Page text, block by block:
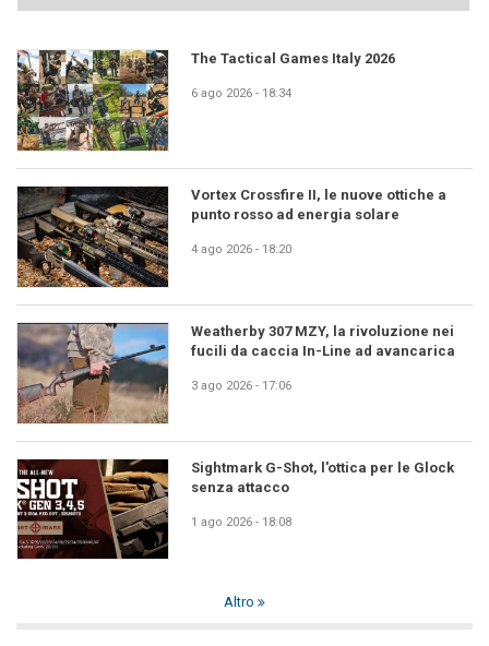
The Tactical Games Italy 2026
6 ago 2026 - 18:34
Vortex Crossfire II, le nuove ottiche a
punto rosso ad energia solare
4 ago 2026 - 18:20
Weatherby 307 MZY, la rivoluzione nei
fucili da caccia In-Line ad avancarica
3 ago 2026 - 17:06
Sightmark G-Shot, l'ottica per le Glock
senza attacco
1 ago 2026 - 18:08
Altro